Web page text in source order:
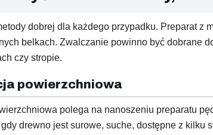
dobrej dla każdego przypadku. Preparat z
belkach. Zwalczanie powinno być dobrane
czy stropie.
powierzchniowa
polega na nanoszeniu preparatu
drewno jest surowe, suche, dostępne z kilku